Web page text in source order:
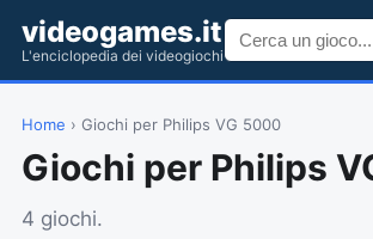
videogames.it
L'enciclopedia dei videogiochi
Home › Giochi per Philips VG 5000
Giochi per Philips
4 giochi.